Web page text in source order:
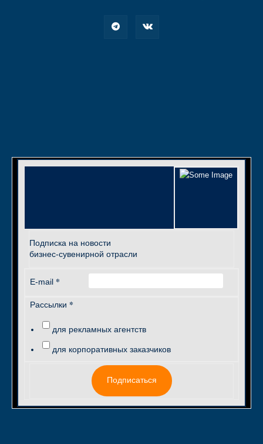
Подписка на новости
бизнес-сувенирной отрасли
E-mail *
Рассылки *
для рекламных агентств
для корпоративных заказчиков
Подписаться